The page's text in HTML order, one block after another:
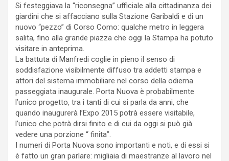
Si festeggiava la “riconsegna” ufficiale alla cittadinanza dei
giardini che si affacciano sulla Stazione Garibaldi e di un
nuovo “pezzo” di Corso Como: qualche metro in leggera
salita, fino alla grande piazza che oggi la Stampa ha potuto
visitare in anteprima.
La battuta di Manfredi coglie in pieno il senso di
soddisfazione visibilmente diffuso tra addetti stampa e
attori del sistema immobiliare nel corso della odierna
passeggiata inaugurale. Porta Nuova è probabilmente
l’unico progetto, tra i tanti di cui si parla da anni, che
quando inaugurerà l’Expo 2015 potrà essere visitabile,
l’unico che potrà dirsi finito e di cui da oggi si può già
vedere una porzione “ finita”.
I numeri di Porta Nuova sono importanti e noti, e di essi si
è fatto un gran parlare: migliaia di maestranze al lavoro nel